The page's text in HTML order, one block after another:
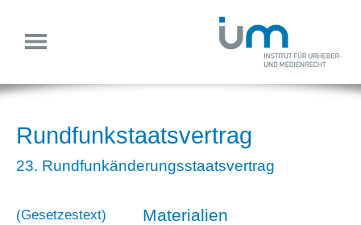
Rundfunkstaatsvertrag
23. Rundfunkänderungsstaatsvertrag
Materialien
(Gesetzestext)